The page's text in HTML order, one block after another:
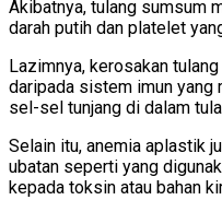
Akibatnya, tulang sumsum
darah putih dan platelet
Lazimnya, kerosakan
daripada sistem imun yang
sel-sel tunjang di dalam
Selain itu, anemia aplastik
ubatan seperti yang
kepada toksin atau bahan